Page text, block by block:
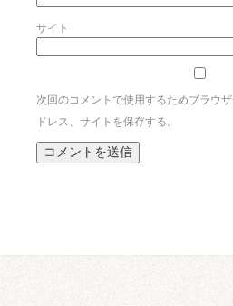
サイト
次回のコメントで使用するためブラウ
ドレス、サイトを保存する。